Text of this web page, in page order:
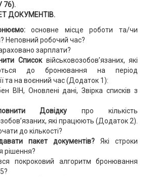
76).
ДОКУМЕНТІВ.
основне місце роботи та/чи
Неповний робочий час?
зарплати?
Список військовозобов’язаних, які
до бронювання на період
та на воєнний час (Додаток 1):
ВІН, Оновлені дані, Звірка списків з
Довідкупро кількість
які працюють (Додаток 2).
до кількості?
пакет документів?Які строки
рішення?
покроковий алгоритм бронювання